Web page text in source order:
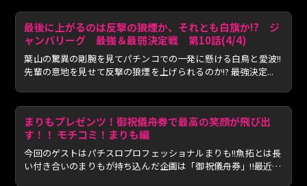
最後に上がるのは反撃の狼煙か、それとも白旗か!? ジ
ャンバリーグ 最強＆最弱決定戦 第10話(4/4)
葉山の驚異の剛腕を見てパチンコでの一発に懸ける白鳥と愛波!!
先輩の意地を見せて反撃の狼煙を上げられるのか!? 最強決定...
まりもプレゼンツ！御祝儀舟券で最高の笑顔が飛び出
す！！ モチコミ！まりも編
今回のゲストはパチスロプロフェッショナルまりも!!魚拓とは長
い付き合いのまりもが持ち込んだ企画は「御祝儀舟券」!!最近